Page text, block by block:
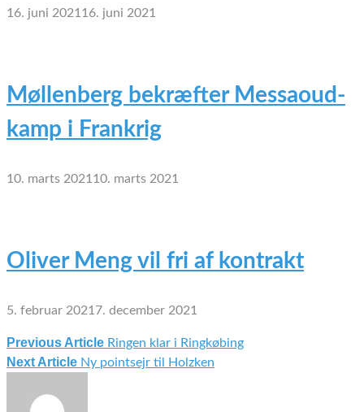
16. juni 2021 16. juni 2021
Møllenberg bekræfter Messaoud-
kamp i Frankrig
10. marts 2021 10. marts 2021
Oliver Meng vil fri af kontrakt
5. februar 2021 7. december 2021
Indlægsnavigation
Previous Article Ringen klar i Ringkøbing
Next Article Ny pointsejr til Holzken